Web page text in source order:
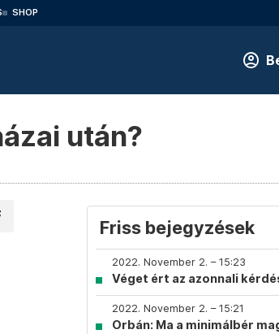
SHOP
után?
Friss bejegyzések
2022. November 2. – 15:23
Véget ért az azonnali
2022. November 2. – 15:21
Orbán: Ma a minimálbér